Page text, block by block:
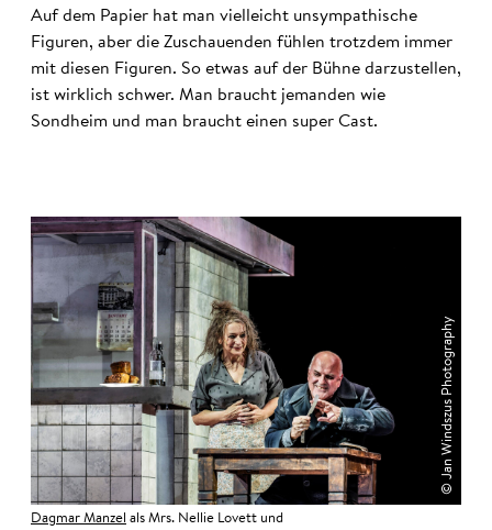
Auf dem Papier hat man vielleicht unsympathische
Figuren, aber die Zuschauenden fühlen trotzdem immer
mit diesen Figuren. So etwas auf der Bühne darzustellen,
ist wirklich schwer. Man braucht jemanden wie
Sondheim und man braucht einen super Cast.
© Jan Windszus Photography
Dagmar Manzel als Mrs. Nellie Lovett und